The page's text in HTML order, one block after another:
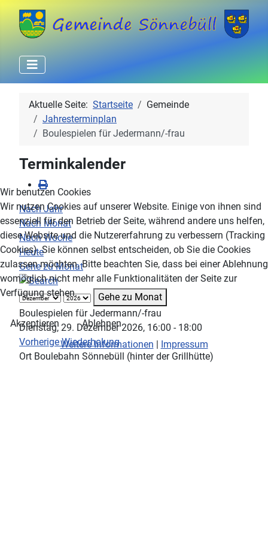
Aktuelle Seite: Startseite
Gemeinde
Jahresterminplan
Boulespielen für Jedermann/-frau
Terminkalender
Nach Jahr
Nach Monat
Nach Woche
Heute
Gehe zu Monat
Gehe zu Monat
Boulespielen für Jedermann/-frau
Dienstag, 29. Dezember 2026, 16:00 - 18:00
Vorherige Wiederholung
Ort Boulebahn Sönnebüll (hinter der Grillhütte)
Wir benutzen Cookies
Wir nutzen Cookies auf unserer Website. Einige von ihnen sind
essenziell für den Betrieb der Seite, während andere uns helfen,
diese Website und die Nutzererfahrung zu verbessern (Tracking
Cookies). Sie können selbst entscheiden, ob Sie die Cookies
zulassen möchten. Bitte beachten Sie, dass bei einer Ablehnung
womöglich nicht mehr alle Funktionalitäten der Seite zur
Verfügung stehen.
Akzeptieren
Ablehnen
Weitere Informationen | Impressum